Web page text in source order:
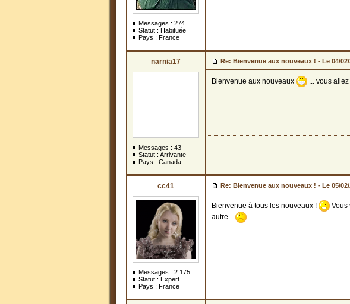
Messages : 274
Statut : Habituée
Pays : France
narnia17
Messages : 43
Statut : Arrivante
Pays : Canada
Re: Bienvenue aux nouveaux ! - Le 04/
Bienvenue aux nouveaux ... vous
cc41
Messages : 2 175
Statut : Expert
Pays : France
Re: Bienvenue aux nouveaux ! - Le 05/
Bienvenue à tous les nouveaux ! Vous
autre...